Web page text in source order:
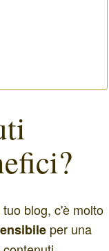
blog, c'è molto
per una